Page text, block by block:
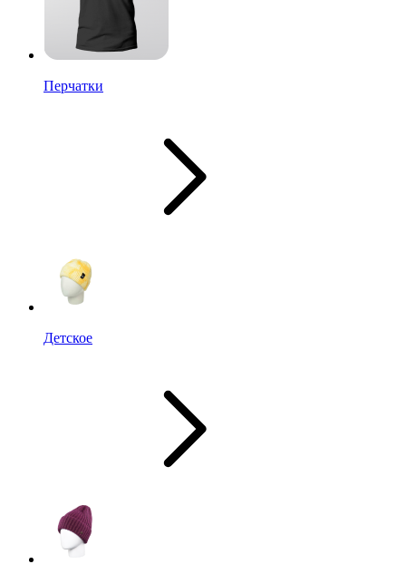
Перчатки
Детское